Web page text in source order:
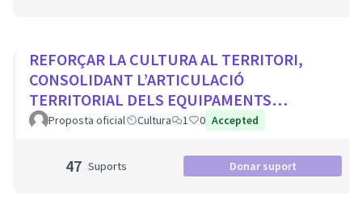
REFORÇAR LA CULTURA AL TERRITORI,
CONSOLIDANT L’ARTICULACIÓ
TERRITORIAL DELS EQUIPAMENTS
CULTURALS I ELS PROJECTES
Proposta oficial Cultura 1 0 Accepted
47 Suports Donar suport